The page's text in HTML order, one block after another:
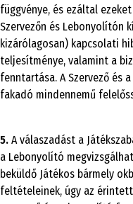
függvénye, és ezáltal
Szervezőn és Lebonyolítón
kizárólagosan) kapcsolati
teljesítménye, valamint a
fenntartása. A Szervező és
fakadó mindennemű
5. A válaszadást a
a Lebonyolító
beküldő Játékos bármely
feltételeinek, úgy az